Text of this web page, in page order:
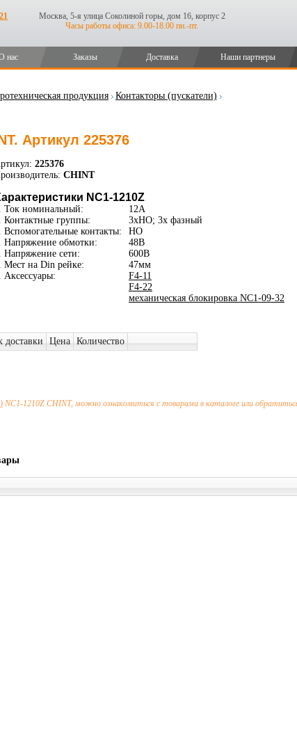
Москва, 5-я улица Соколиной горы, дом 16, корпус 2
Часы работы офиса: 9.00-18.00 пн.-пт.
нас Заказы Доставка Наши партнеры
продукция Контакторы (пускатели)
Артикул 225376
225376
CHINT
NC1-1210Z
Ток номинальный:
12А
Контактные группы:
3xНО; 3х фазный
Вспомогательные контакты:
НО
Напряжение обмотки:
48В
Напряжение сети:
600В
Мест на Din рейке:
47мм
Аксессуары:
F4-11
F4-22
механическая блокировка NC1-09-32
доставки Цена Количество
NC1-1210Z CHINT, можно ознакомиться с товарами в каталоге или